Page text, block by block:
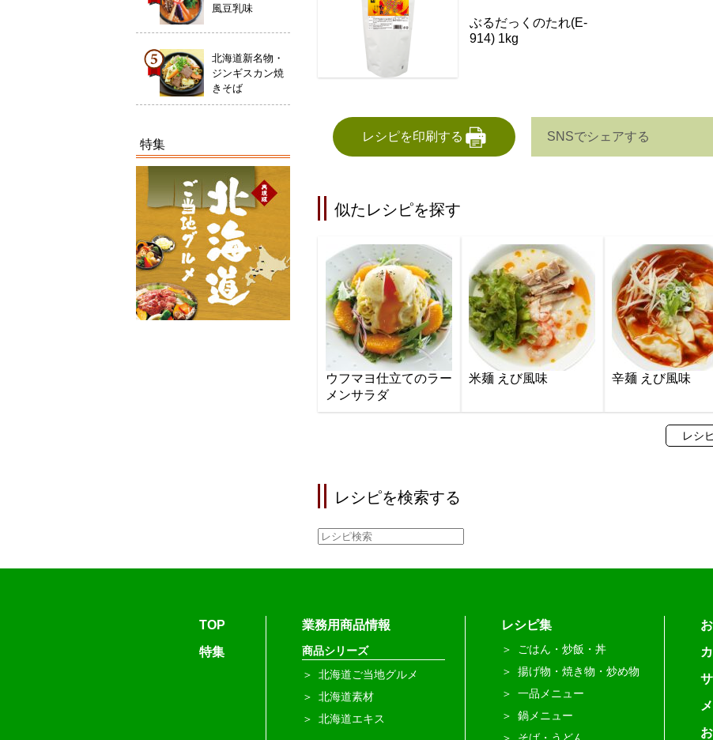
ぶるだっくのたれ(E-
914) 1kg
レシピを印刷する SNSでシェアする
似たレシピを探す
ウフマヨ仕立てのラー
メンサラダ
米麺 えび風味 辛麺 えび風味
レシ
レシピを検索する
風豆乳味
北海道新名物・
ジンギスカン焼
きそば
特集
TOP
特集
業務用商品情報
商品シリーズ
北海道ご当地グルメ
北海道素材
北海道エキス
レシピ集
ごはん・炒飯・丼
揚げ物・焼き物・炒め物
一品メニュー
鍋メニュー